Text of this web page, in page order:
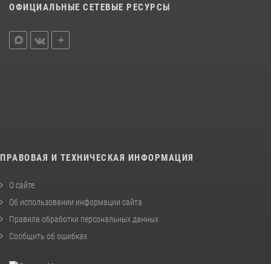
ОФИЦИАЛЬНЫЕ СЕТЕВЫЕ РЕСУРСЫ
ПРАВОВАЯ И ТЕХНИЧЕСКАЯ ИНФОРМАЦИЯ
О сайте
Об использовании информации сайта
Правила обработки персональных данных
Сообщить об ошибках